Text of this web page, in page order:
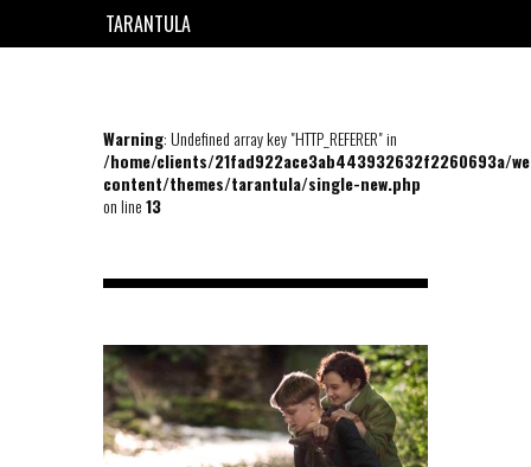
TARANTULA
Warning: Undefined array key "HTTP_REFERER" in
/home/clients/21fad922ace3ab443932632f2260693a/
content/themes/tarantula/single-new.php
on line13